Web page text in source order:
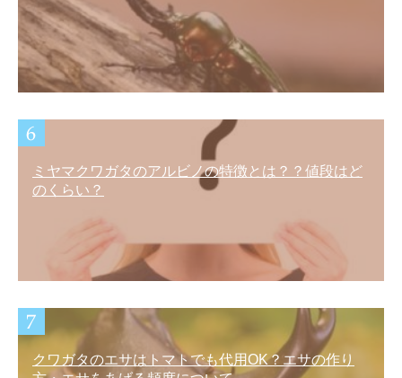
ミヤマクワガタのアルビノの特徴とは？？値段はど
のくらい？
クワガタのエサはトマトでも代用OK？エサの作り